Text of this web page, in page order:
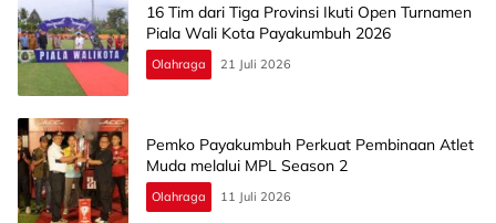
16 Tim dari Tiga Provinsi Ikuti Open Turnamen
Piala Wali Kota Payakumbuh 2026
Olahraga 21 Juli 2026
Pemko Payakumbuh Perkuat Pembinaan Atlet
Muda melalui MPL Season 2
Olahraga 11 Juli 2026